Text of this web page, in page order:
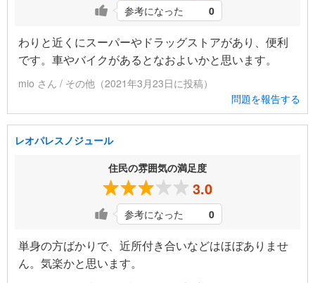
参考になった 0
わりと近くにスーパーやドラッグストアがあり、便利
です。車やバイクがあるとなおよいかと思います。
mio さん / その他（2021年3月23日に投稿）
問題を報告する
レオパレスノジュール
住民の雰囲気の満足度
3.0
参考になった 0
単身の方ばかりで、近所付き合いなどはほぼありませ
ん。気楽かと思います。